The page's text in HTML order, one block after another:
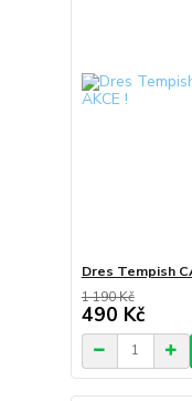
Dres Tempish
1 190 Kč
490 Kč